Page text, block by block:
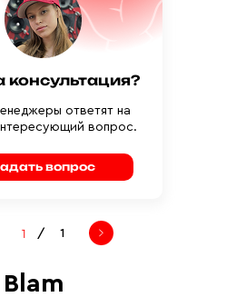
ответят на
вопрос.
вопрос
/ 1